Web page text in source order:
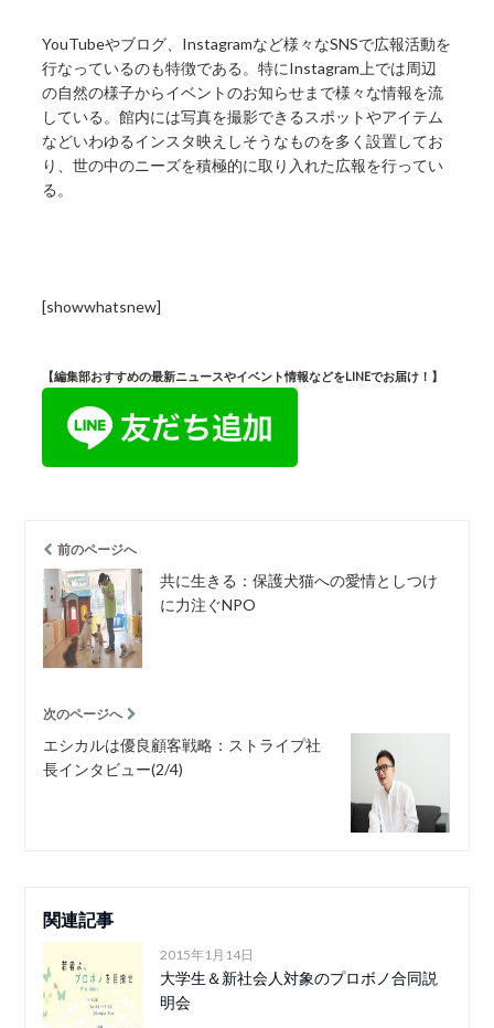
YouTubeやブログ、Instagramなど様々なSNSで広報活動を
行なっているのも特徴である。特にInstagram上では周辺
の自然の様子からイベントのお知らせまで様々な情報を流
している。館内には写真を撮影できるスポットやアイテム
などいわゆるインスタ映えしそうなものを多く設置してお
り、世の中のニーズを積極的に取り入れた広報を行ってい
る。
[showwhatsnew]
【編集部おすすめの最新ニュースやイベント情報などをLINEでお届け！】
前のページへ
共に生きる：保護犬猫への愛情としつけ
に力注ぐNPO
次のページへ
エシカルは優良顧客戦略：ストライプ社
長インタビュー(2/4)
関連記事
2015年1月14日
大学生＆新社会人対象のプロボノ合同説
明会